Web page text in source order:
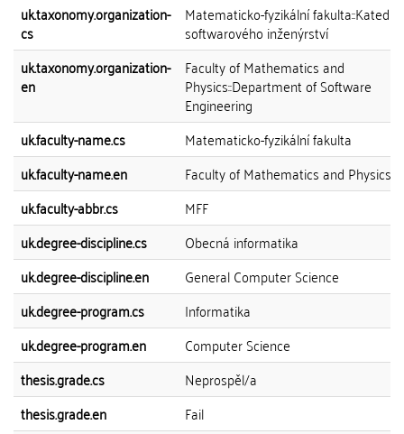
uk.taxonomy.organization-
cs
Matematicko-fyzikální fakulta::Katedra
softwarového inženýrství
uk.taxonomy.organization-
en
Faculty of Mathematics and
Physics::Department of Software
Engineering
uk.faculty-name.cs
Matematicko-fyzikální fakulta
uk.faculty-name.en
Faculty of Mathematics and Physics
uk.faculty-abbr.cs
MFF
uk.degree-discipline.cs
Obecná informatika
uk.degree-discipline.en
General Computer Science
uk.degree-program.cs
Informatika
uk.degree-program.en
Computer Science
thesis.grade.cs
Neprospěl/a
thesis.grade.en
Fail